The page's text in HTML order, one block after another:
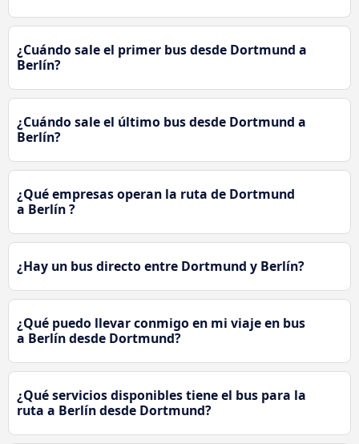
¿Cuándo sale el primer bus desde Dortmund a
Berlín?
¿Cuándo sale el último bus desde Dortmund a
Berlín?
¿Qué empresas operan la ruta de Dortmund
a Berlín ?
¿Hay un bus directo entre Dortmund y Berlín?
¿Qué puedo llevar conmigo en mi viaje en bus
a Berlín desde Dortmund?
¿Qué servicios disponibles tiene el bus para la
ruta a Berlín desde Dortmund?